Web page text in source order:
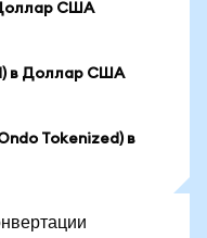
США
в Доллар США
Tokenized) в